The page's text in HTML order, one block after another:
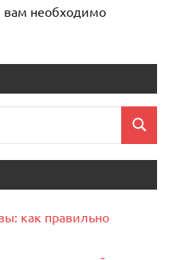
вам необходимо
Поиск
как правильно